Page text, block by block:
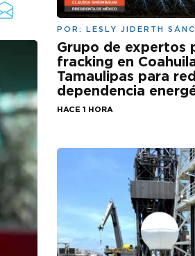
POR: LESLY JIDERTH
Grupo de expertos
fracking en
Tamaulipas para
dependencia
HACE 1 HORA